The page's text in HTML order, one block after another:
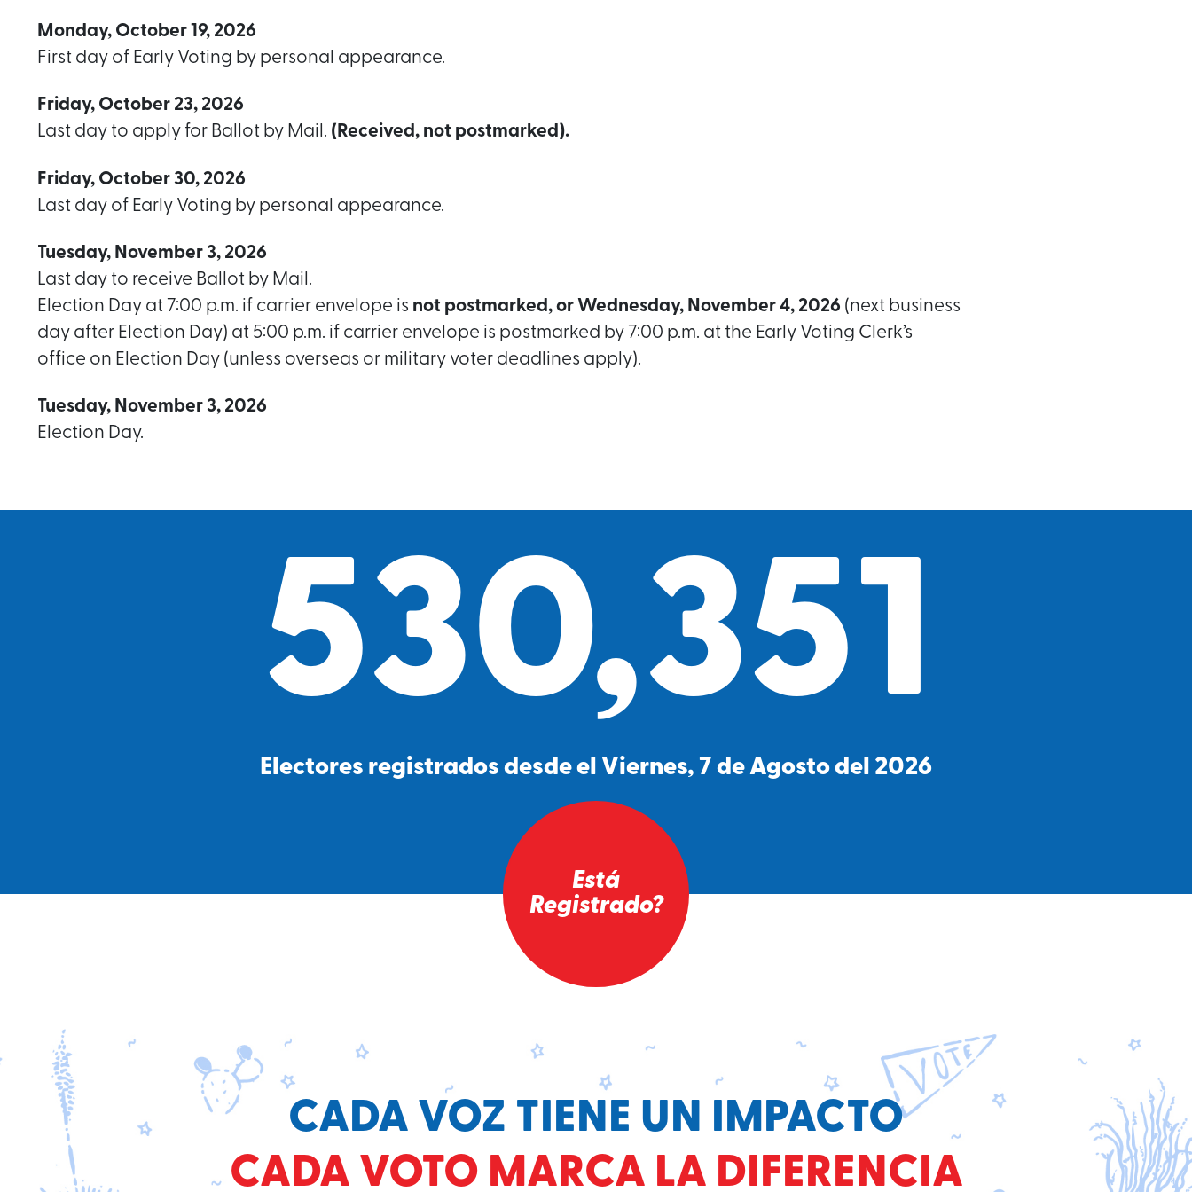
Monday, October 19, 2026
First day of Early Voting by personal appearance.
Friday, October 23, 2026
Last day to apply for Ballot by Mail. (Received, not postmarked).
Friday, October 30, 2026
Last day of Early Voting by personal appearance.
Tuesday, November 3, 2026
Last day to receive Ballot by Mail.
Election Day at 7:00 p.m. if carrier envelope is not postmarked, or Wednesday, November 4, 2026 (next business
day after Election Day) at 5:00 p.m. if carrier envelope is postmarked by 7:00 p.m. at the Early Voting Clerk’s
office on Election Day (unless overseas or military voter deadlines apply).
Tuesday, November 3, 2026
Election Day.
530,351
Electores registrados desde el Viernes, 7 de Agosto del 2026
Está
Registrado?
CADA VOZ TIENE UN IMPACTO
CADA VOTO MARCA LA DIFERENCIA